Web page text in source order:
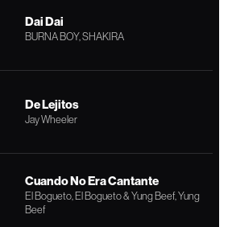
Dai Dai
BURNA BOY, SHAKIRA
De Lejitos
Jay Wheeler
Cuando No Era Cantante
El Bogueto, El Bogueto & Yung Beef, Yung
Beef